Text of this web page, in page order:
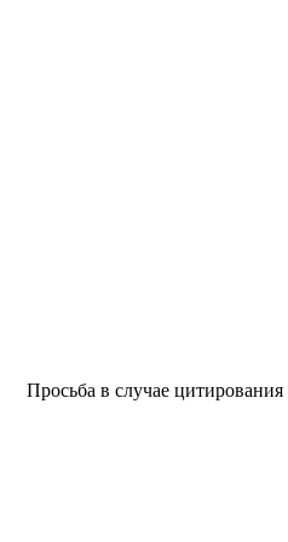
Просьба в случае цитирования